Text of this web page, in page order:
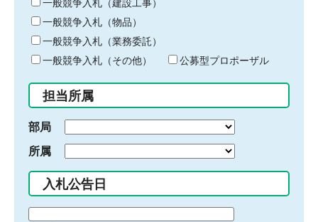
ー
ワ
ー
ド
入
力
一般競争入札（建設工事）
一般競争入札（物品）
一般競争入札（業務委託）
一般競争入札（その他）
公募型プロポーザル
担当所属
部局
所属
入札公告日